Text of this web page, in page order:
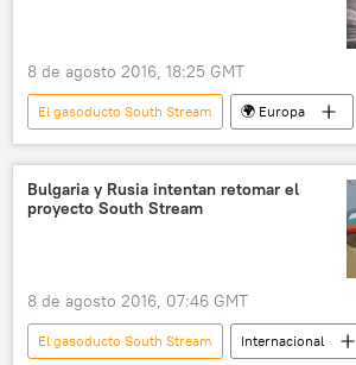
8 de agosto 2016, 18:25 GMT
El gasoducto South Stream
🌍 Europa
Internacional
Rusia
Economía
Bulgaria
Grecia
South Stream
gasoducto
Unión Europea (UE)
Bulgaria y Rusia intentan retomar el
proyecto South Stream
8 de agosto 2016, 07:46 GMT
El gasoducto South Stream
Internacional